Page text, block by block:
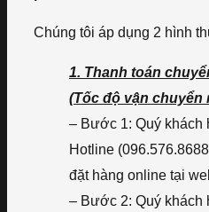
Chúng tôi áp dụng 2 hình
1. Thanh toán
(Tốc độ vận chuyển
– Bước 1: Quý khách
Hotline
đặt hàng online tại
– Bước 2: Quý khách